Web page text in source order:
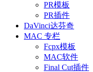
PR模板
PR插件
DaVinci达芬奇
MAC 专栏
Fcpx模板
MAC软件
Final Cut插件